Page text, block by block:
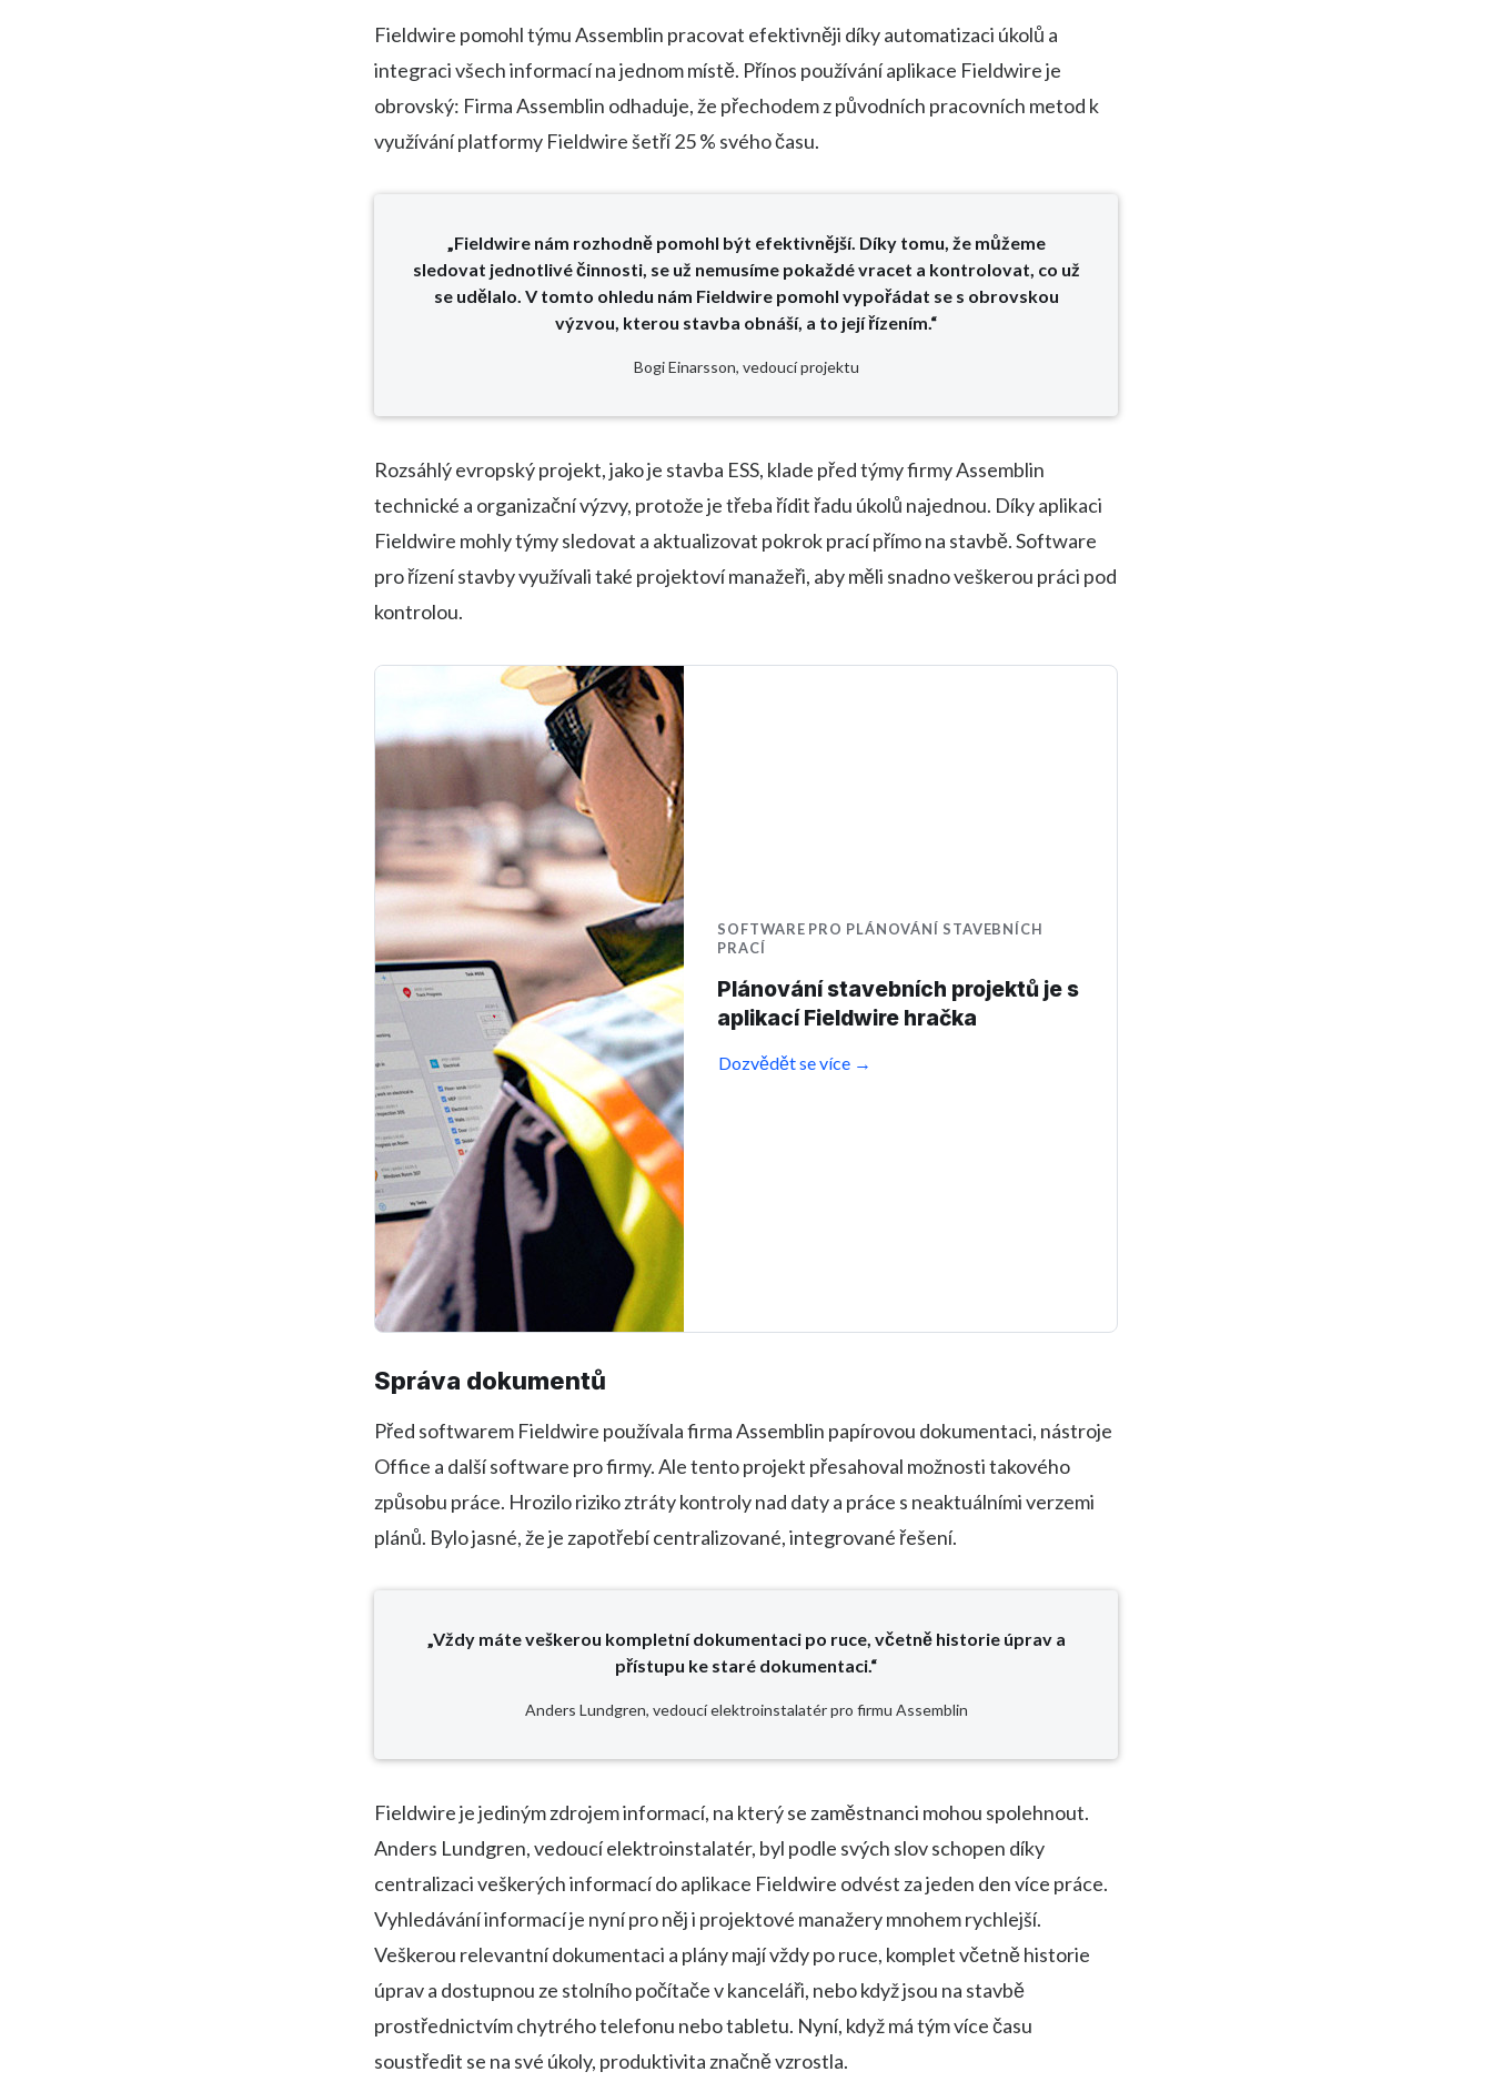
Fieldwire pomohl týmu Assemblin pracovat efektivněji díky automatizaci úkolů a
integraci všech informací na jednom místě. Přínos používání aplikace Fieldwire je
obrovský: Firma Assemblin odhaduje, že přechodem z původních pracovních metod k
využívání platformy Fieldwire šetří 25 % svého času.
„Fieldwire nám rozhodně pomohl být efektivnější. Díky tomu, že můžeme
sledovat jednotlivé činnosti, se už nemusíme pokaždé vracet a kontrolovat, co už
se udělalo. V tomto ohledu nám Fieldwire pomohl vypořádat se s obrovskou
výzvou, kterou stavba obnáší, a to její řízením.“
Bogi Einarsson, vedoucí projektu
Rozsáhlý evropský projekt, jako je stavba ESS, klade před týmy firmy Assemblin
technické a organizační výzvy, protože je třeba řídit řadu úkolů najednou. Díky aplikaci
Fieldwire mohly týmy sledovat a aktualizovat pokrok prací přímo na stavbě. Software
pro řízení stavby využívali také projektoví manažeři, aby měli snadno veškerou práci pod
kontrolou.
SOFTWARE PRO PLÁNOVÁNÍ STAVEBNÍCH
PRACÍ
Plánování stavebních projektů je s
aplikací Fieldwire hračka
Dozvědět se více →
Správa dokumentů
Před softwarem Fieldwire používala firma Assemblin papírovou dokumentaci, nástroje
Office a další software pro firmy. Ale tento projekt přesahoval možnosti takového
způsobu práce. Hrozilo riziko ztráty kontroly nad daty a práce s neaktuálními verzemi
plánů. Bylo jasné, že je zapotřebí centralizované, integrované řešení.
„Vždy máte veškerou kompletní dokumentaci po ruce, včetně historie úprav a
přístupu ke staré dokumentaci.“
Anders Lundgren, vedoucí elektroinstalatér pro firmu Assemblin
Fieldwire je jediným zdrojem informací, na který se zaměstnanci mohou spolehnout.
Anders Lundgren, vedoucí elektroinstalatér, byl podle svých slov schopen díky
centralizaci veškerých informací do aplikace Fieldwire odvést za jeden den více práce.
Vyhledávání informací je nyní pro něj i projektové manažery mnohem rychlejší.
Veškerou relevantní dokumentaci a plány mají vždy po ruce, komplet včetně historie
úprav a dostupnou ze stolního počítače v kanceláři, nebo když jsou na stavbě
prostřednictvím chytrého telefonu nebo tabletu. Nyní, když má tým více času
soustředit se na své úkoly, produktivita značně vzrostla.